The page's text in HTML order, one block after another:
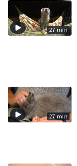
27 min
27 min